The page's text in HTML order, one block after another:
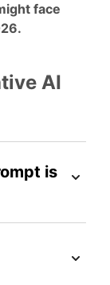
face
AI
is